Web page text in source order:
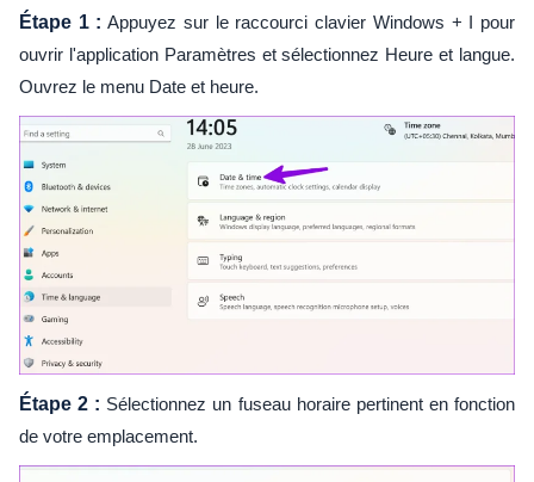
Étape 1 : Appuyez sur le raccourci clavier Windows + I pour
ouvrir l'application Paramètres et sélectionnez Heure et langue.
Ouvrez le menu Date et heure.
Étape 2 : Sélectionnez un fuseau horaire pertinent en fonction
de votre emplacement.